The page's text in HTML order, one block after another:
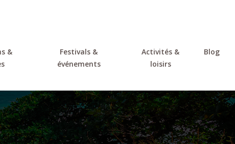
&
Festivals &
événements
Activités &
loisirs
Blog